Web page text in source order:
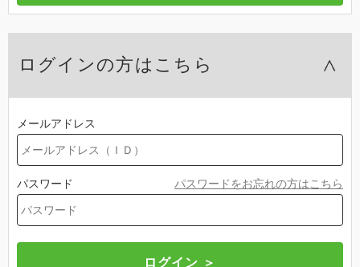
ログインの方はこちら
メールアドレス
パスワード パスワードをお忘れの方はこちら